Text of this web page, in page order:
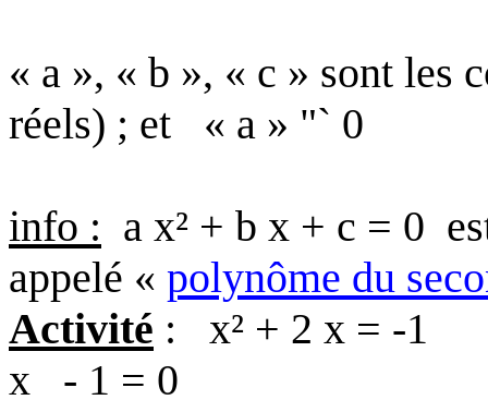
« a », « b », « c » sont les
réels) ; et
« a » "` 0
info : a x² + b x + c = 0
appelé « polynôme du
Activité :
x² + 2 x = -1
x
- 1 = 0